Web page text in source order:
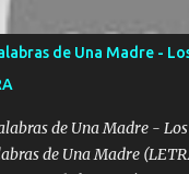
CALI 4 EN LA CIUDAD
carnal atento a
nos confiamos al
a tropezar Cuando
de Una Madre -
de Una Madre -
de Una Madre